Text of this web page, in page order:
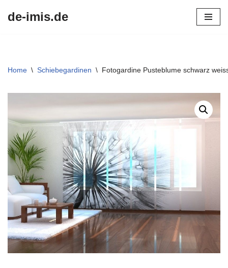
de-imis.de
Home \ Schiebegardinen \ Fotogardine Pusteblume schwarz